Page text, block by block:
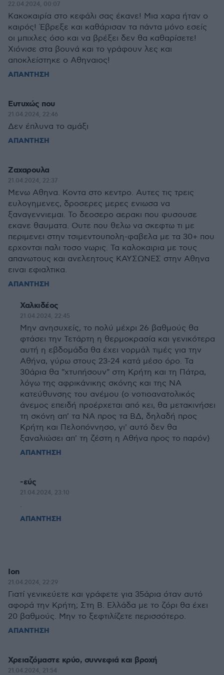
22.04.2024, 00:07
Κακοκαιρία στο κεφάλι σας έκανε! Μια χαρα ήταν ο
καιρός! Έβρεξε και καθάρισαν τα πάντα μόνο εσείς
οι μπιχλες όσο και να βρέξει δεν θα καθαρίσετε!
Χιόνισε στα βουνά και το γράφουν λες και
αποκλείστηκε ο Αθηναιος!
ΑΠΑΝΤΗΣΗ
Ευτυχώς που
21.04.2024, 22:46
Δεν έπλυνα το αμάξι
ΑΠΑΝΤΗΣΗ
Ζαχαρουλα
21.04.2024, 22:37
Μενω Αθηνα. Κοντα στο κεντρο. Αυτες τις τρεις
ευλογημενες, δροσερες μερες ενιωσα να
ξαναγεννιεμαι. Το δεοσερο αερακι που φυσουσε
εκανε θαυματα. Ουτε που θελω να σκεφτω τι με
περιμενει στην τσιμεντουπολη-φαβελα με τα 30+ που
ερχονται παλι τοσο νωρις. Τα καλοκαιρια με τους
απανωτους και ανελεητους ΚΑΥΣΩΝΕΣ στην Αθηνα
ειναι εφιαλτικα.
ΑΠΑΝΤΗΣΗ
Χαλκιδέος
21.04.2024, 22:45
Μην ανησυχείς, το πολύ μέχρι 26 βαθμούς θα
φτάσει την Τετάρτη η θερμοκρασία και γενικότερα
αυτή η εβδομάδα θα έχει νορμάλ τιμές για την
Αθήνα, γύρω στους 23-24 κατά μέσο όρο. Τα
30άρια θα "χτυπήσουν" στη Κρήτη και τη Πάτρα,
λόγω της αφρικάνικης σκόνης και της ΝΑ
κατεύθυνσης του ανέμου (ο νοτιοανατολικός
άνεμος επειδή προέρχεται από κει, θα μετακινήσει
τη σκόνη απ' τα ΝΑ προς τα ΒΔ, δηλαδή προς
Κρήτη και Πελοπόννησο, γι' αυτό δεν θα
ξαναλιώσει απ' τη ζέστη η Αθήνα προς το παρόν)
ΑΠΑΝΤΗΣΗ
-εύς
21.04.2024, 23:10
.
ΑΠΑΝΤΗΣΗ
Ion
21.04.2024, 22:29
Γιατί γενικεύετε και γράφετε για 35άρια όταν αυτό
αφορά την Κρήτη; Στη Β. Ελλάδα με το ζόρι θα έχει
20 βαθμούς. Μην το ξεφτιλίζετε περισσότερο.
ΑΠΑΝΤΗΣΗ
Χρειαζόμαστε κρύο, συννεφιά και βροχή
21.04.2024, 21:54